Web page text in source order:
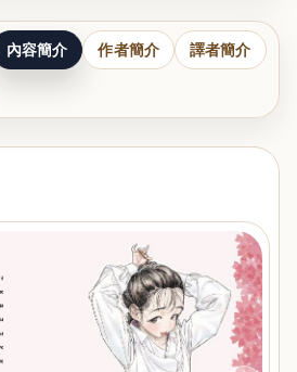
內容簡介 作者簡介 譯者簡介